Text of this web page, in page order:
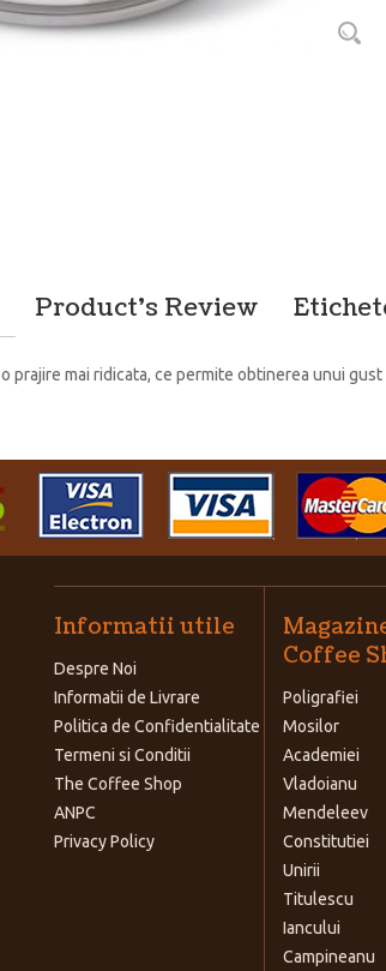
Product's Review
prajire mai ridicata, ce permite obtinerea unui
Informatii utile
Despre Noi
Informatii de Livrare
Politica de Confidentialitate
Termeni si Conditii
The Coffee Shop
ANPC
Privacy Policy
Coffee
Poligrafiei
Mosilor
Academiei
Vladoianu
Mendeleev
Constitutiei
Unirii
Titulescu
Iancului
Campineanu